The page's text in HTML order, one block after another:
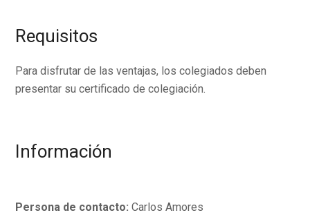
Requisitos
Para disfrutar de las ventajas, los colegiados deben
presentar su certificado de colegiación.
Información
Persona de contacto: Carlos Amores